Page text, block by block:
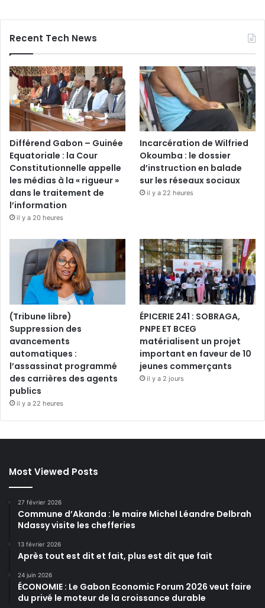
Recent Tech News
Différend Gabon – Guinée
Equatoriale : la Cour
Constitutionnelle appelle
les médias à la « rigueur »
dans le traitement de
l’information
il y a 20 heures
Incarcération de Wilfried
Okoumba : le dossier
d’instruction en balade
sur les réseaux sociaux
il y a 22 heures
(Tribune libre)
Suppression des
avancements
automatiques :
l’assassinat programmé
des carrières des agents
publics
il y a 22 heures
ÉPICERIE 241 : SOBRAGA,
PNPE ET BCEG
matérialisent un projet
important en faveur de 10
jeunes commerçants
il y a 2 jours
Most Viewed Posts
27 février 2026
Commune d’Akanda : le maire Michel Léandre Delbrah
Ndassy visite les chefferies
13 février 2026
Après tout est dit et fait, plus est dit que fait
24 juin 2026
ÉCONOMIE : Le Gabon Economic Forum 2026 veut faire
du privé le moteur de la croissance durable